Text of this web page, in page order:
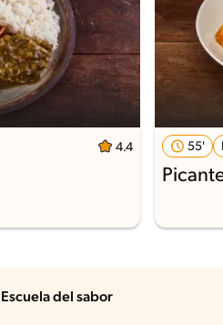
4.4 55'
Escuela del sabor